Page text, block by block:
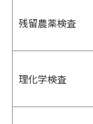
残留農薬検査
理化学検査